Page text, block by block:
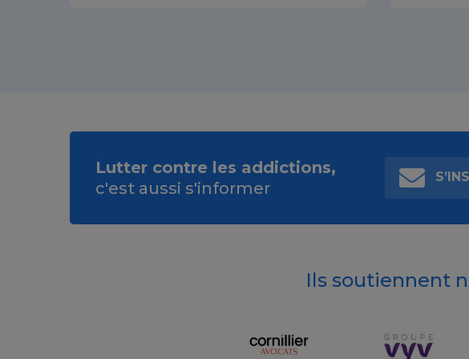
Lutter contre les addictions,
c'est aussi s'informer
Ils soutiennent